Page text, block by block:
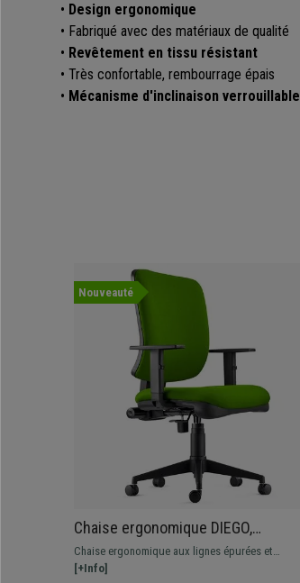
• Design ergonomique
• Fabriqué avec des matériaux de qualité
• Revêtement en tissu résistant
• Très confortable, rembourrage épais
• Mécanisme d'inclinaison verrouillable
Nouveauté
Chaise ergonomique DIEGO,
Rembourrage Épais, Mécanisme
Synchrone, en Tissu Vert
Chaise ergonomique aux lignes épurées et
modernes. Il s’agit d’un modèle confortable et de
[+Info]